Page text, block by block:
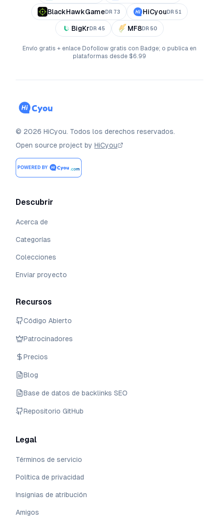
BlackHawkGame DR 73 HiCyou DR 51
BigKr DR 45 MF8DR 50
Envío gratis + enlace Dofollow gratis con Badge; o publica en
plataformas desde $6.99
© 2026 HiCyou. Todos los derechos reservados.
Open source project by HiCyou
Descubrir
Acerca de
Categorías
Colecciones
Enviar proyecto
Recursos
Código Abierto
Patrocinadores
Precios
Blog
Base de datos de backlinks SEO
Repositorio GitHub
Legal
Términos de servicio
Política de privacidad
Insignias de atribución
Amigos